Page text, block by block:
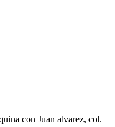
con Juan alvarez, col.